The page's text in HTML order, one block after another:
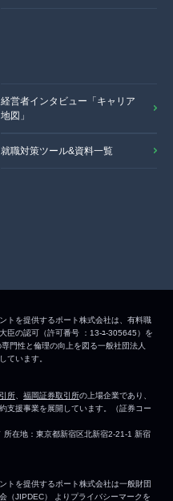
経営者インタビュー「キャリア
地図」
就職対策ツール&資料一覧